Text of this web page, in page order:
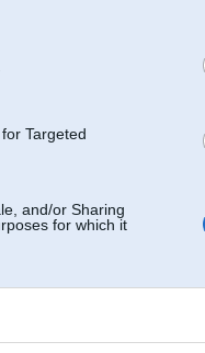
Targeted
and/or Sharing
for which it